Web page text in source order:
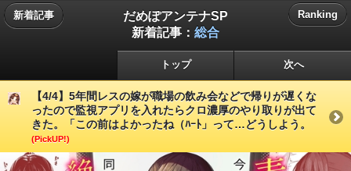
新着記事
だめぽアンテナSP
新着記事： 総合
Ranking
トップ 次へ
【4/4】5年間レスの嫁が職場の飲み会などで帰りが遅くな
ったので監視アプリを入れたらクロ濃厚のやり取りが出て
きた。「この前はよかったね（ﾊｰﾄ」って…どうしよう。
(PickUP!)